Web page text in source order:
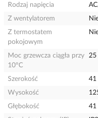
Rodzaj napięcia
Z wentylatorem
Z termostatem
pokojowym
Moc grzewcza ciągła przy
10°C
25
Szerokość
41
Wysokość
Głębokość
41